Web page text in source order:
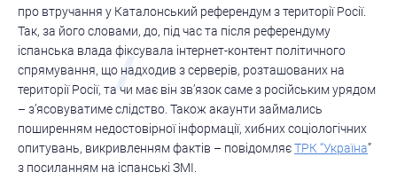
про втручання у Каталонський референдум з території Росії.
Так, за його словами, до, під час та після референдуму
іспанська влада фіксувала інтернет-контент політичного
спрямування, що надходив з серверів, розташованих на
території Росії, та чи має він зв’язок саме з російським урядом
– з’ясовуватиме слідство. Також акаунти займались
поширенням недостовірної інформації, хибних соціологічних
опитувань, викривленням фактів – повідомляєТРК “Україна”
з посиланням на іспанські ЗМІ.